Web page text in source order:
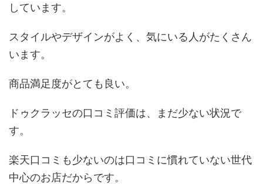
しています。
スタイルやデザインがよく、気にいる人がたくさん
います。
商品満足度がとても良い。
ドゥクラッセの口コミ評価は、まだ少ない状況で
す。
楽天口コミも少ないのは口コミに慣れていない世代
中心のお店だからです。